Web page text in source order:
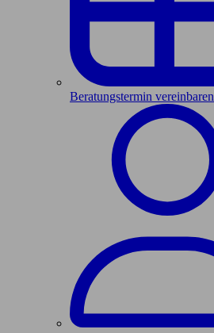
Beratungstermin vereinbaren